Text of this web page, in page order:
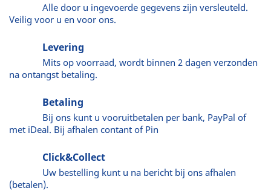
Alle door u ingevoerde gegevens zijn versleuteld.
Veilig voor u en voor ons.
Levering
Mits op voorraad, wordt binnen 2 dagen verzonden
na ontangst betaling.
Betaling
Bij ons kunt u vooruitbetalen per bank, PayPal of
met iDeal. Bij afhalen contant of Pin
Click&Collect
Uw bestelling kunt u na bericht bij ons afhalen
(betalen).